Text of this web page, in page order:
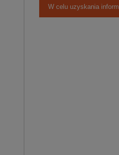
W celu uzyskania